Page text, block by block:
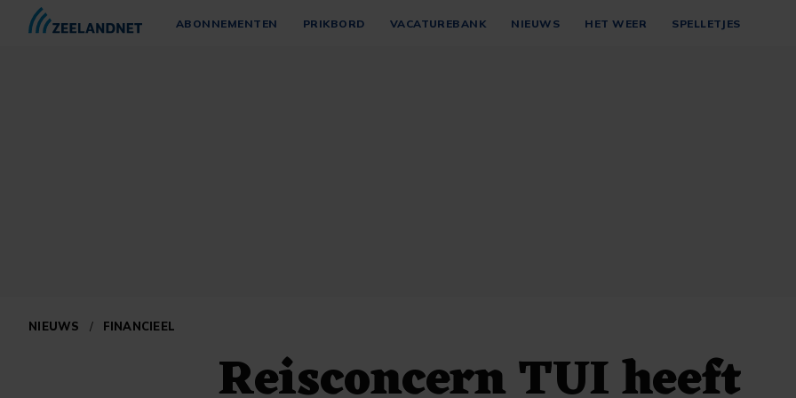
ABONNEMENTEN PRIKBORD VACATUREBANK NIEUWS HET WEER SPELLETJES
NIEUWS / FINANCIEEL